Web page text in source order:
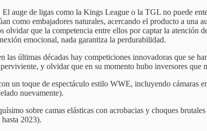
El auge de ligas como la Kings League o la TGL no puede
como embajadores naturales, acercando el producto a una
olvidar que la competencia entre ellos por captar la atención
emocional, nada garantiza la perdurabilidad.
las últimas décadas hay competiciones innovadoras que se
y olvidar que en su momento hubo inversores que
un toque de espectáculo estilo WWE, incluyendo cámaras
nuevamente).
sobre camas elásticas con acrobacias y choques
2023).